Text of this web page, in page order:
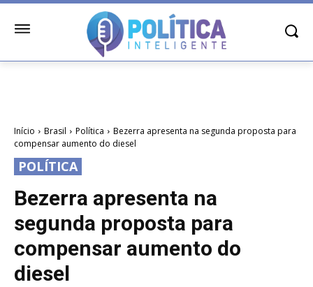
Início Brasil Política
Bezerra apresenta na segunda proposta para
compensar aumento do diesel
POLÍTICA
Bezerra apresenta na
segunda proposta para
compensar aumento do
diesel